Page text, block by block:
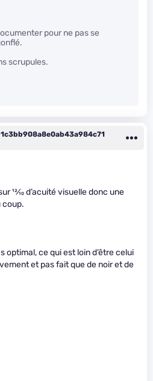
pour ne pas se
scrupules.
12⁄10d’acuité visuelle donc une
coup.
optimal, ce qui est loin d’être celui
et pas fait que de noir et de